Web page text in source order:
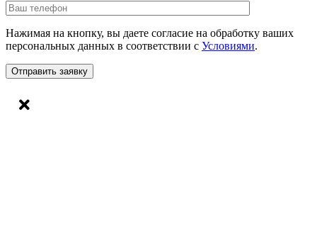
Нажимая на кнопку, вы даете согласие на обработку ваших
персональных данных в соответствии с Условиями.